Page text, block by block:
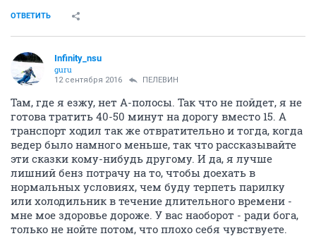
ОТВЕТИТЬ
Infinity_nsu
guru
12 сентября 2016 ПЕЛЕВИН
Там, где я езжу, нет А-полосы. Так что не пойдет, я не
готова тратить 40-50 минут на дорогу вместо 15. А
транспорт ходил так же отвратительно и тогда, когда
ведер было намного меньше, так что рассказывайте
эти сказки кому-нибудь другому. И да, я лучше
лишний бенз потрачу на то, чтобы доехать в
нормальных условиях, чем буду терпеть парилку
или холодильник в течение длительного времени -
мне мое здоровье дороже. У вас наоборот - ради бога,
только не нойте потом, что плохо себя чувствуете.